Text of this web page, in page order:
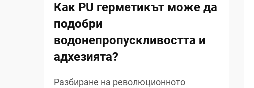
Как PU герметикът може да
подобри
водонепропускливостта и
адхезията?
Разбиране на революционното